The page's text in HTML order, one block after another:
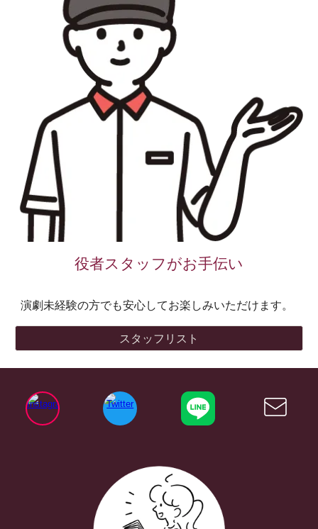
役者スタッフがお手伝い
演劇未経験の方でも安心してお楽しみいただけます。
スタッフリスト